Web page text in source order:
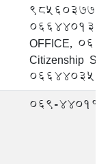
066440139
OFFICE,
Citizenship
066440357
069-440114